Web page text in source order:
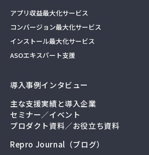
アプリ収益最大化サービス
コンバージョン最大化サービス
インストール最大化サービス
ASOエキスパート支援
導入事例インタビュー
主な支援実績と導入企業
セミナー／イベント
プロダクト資料／お役立ち資料
Repro Journal（ブログ）